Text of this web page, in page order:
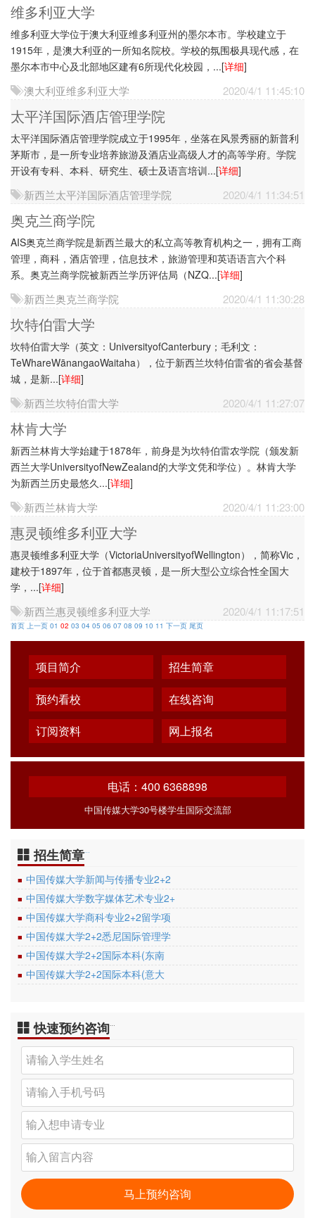
维多利亚大学
维多利亚大学位于澳大利亚维多利亚州的墨尔本市。学校建立于
1915年，是澳大利亚的一所知名院校。学校的氛围极具现代感，在
墨尔本市中心及北部地区建有6所现代化校园，...[详细]
澳大利亚维多利亚大学 2020/4/1 11:45:10
太平洋国际酒店管理学院
太平洋国际酒店管理学院成立于1995年，坐落在风景秀丽的新普利
茅斯市，是一所专业培养旅游及酒店业高级人才的高等学府。学院
开设有专科、本科、研究生、硕士及语言培训...[详细]
新西兰太平洋国际酒店管理学院 2020/4/1 11:34:51
奥克兰商学院
AIS奥克兰商学院是新西兰最大的私立高等教育机构之一，拥有工商
管理，商科，酒店管理，信息技术，旅游管理和英语语言六个科
系。奥克兰商学院被新西兰学历评估局（NZQ...[详细]
新西兰奥克兰商学院 2020/4/1 11:30:28
坎特伯雷大学
坎特伯雷大学（英文：UniversityofCanterbury；毛利文：
TeWhareWānangaoWaitaha），位于新西兰坎特伯雷省的省会基督
城，是新...[详细]
新西兰坎特伯雷大学 2020/4/1 11:27:07
林肯大学
新西兰林肯大学始建于1878年，前身是为坎特伯雷农学院（颁发新
西兰大学UniversityofNewZealand的大学文凭和学位）。林肯大学
为新西兰历史最悠久...[详细]
新西兰林肯大学 2020/4/1 11:23:00
惠灵顿维多利亚大学
惠灵顿维多利亚大学（VictoriaUniversityofWellington），简称Vic，
建校于1897年，位于首都惠灵顿，是一所大型公立综合性全国大
学，...[详细]
新西兰惠灵顿维多利亚大学 2020/4/1 11:17:51
首页 上一页 01 02 03 04 05 06 07 08 09 10 11 下一页 尾页
项目简介
招生简章
预约看校
在线咨询
订阅资料
网上报名
电话：400 6368898
中国传媒大学30号楼学生国际交流部
招生简章
■ 中国传媒大学新闻与传播专业2+2
■ 中国传媒大学数字媒体艺术专业2+
■ 中国传媒大学商科专业2+2留学项
■ 中国传媒大学2+2悉尼国际管理学
■ 中国传媒大学2+2国际本科(东南
■ 中国传媒大学2+2国际本科(意大
快速预约咨询